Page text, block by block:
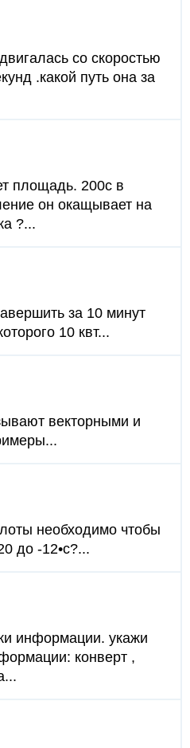
со скоростью
.какой путь она за
площадь. 200с в
он окащывает на
?...
за 10 минут
10 квт...
векторными и
необходимо чтобы
до -12•c?...
информации. укажи
конверт ,